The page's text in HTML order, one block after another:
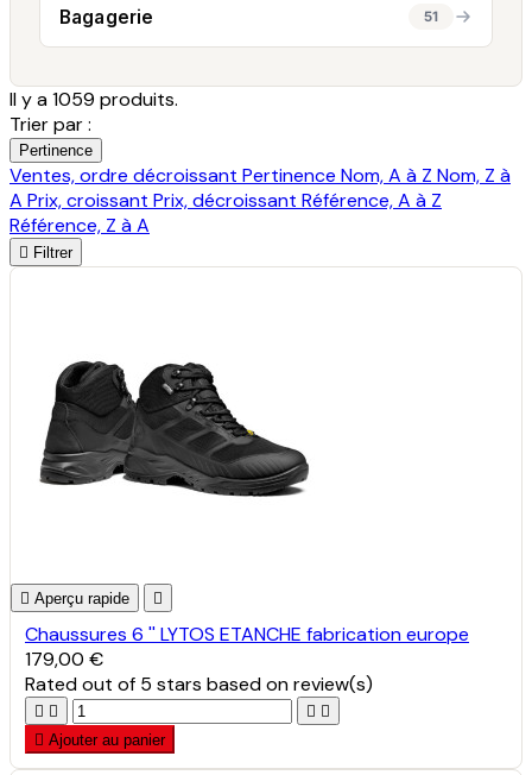
Bagagerie 51
Il y a 1059 produits.
Trier par :
Pertinence
Ventes, ordre décroissant Pertinence Nom, A à Z Nom, Z à
A Prix, croissant Prix, décroissant Référence, A à Z
Référence, Z à A
 Filtrer
 Aperçu rapide 
Chaussures 6 '' LYTOS ETANCHE fabrication europe
179,00 €
Ratedout of 5 stars based onreview(s)
   
 Ajouter au panier